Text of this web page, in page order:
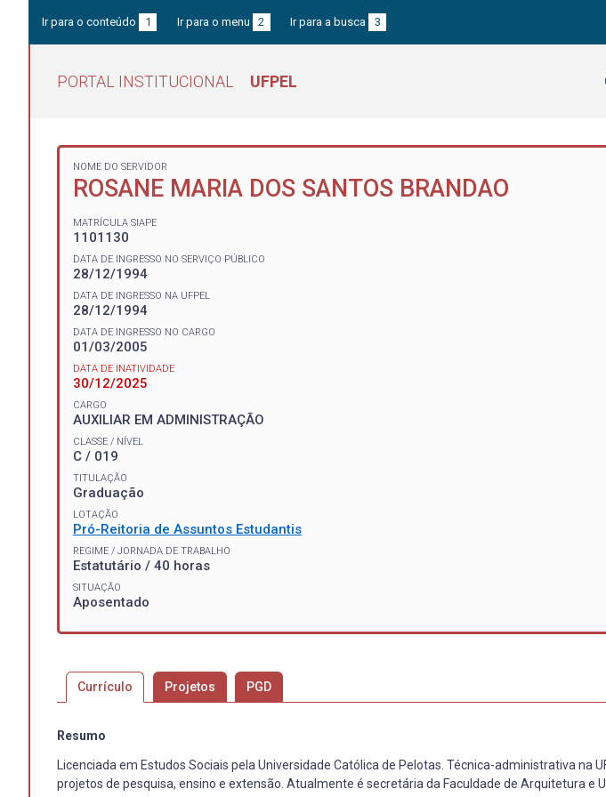
Ir para o conteúdo 1 Ir para o menu 2 Ir para a busca 3
PORTAL INSTITUCIONAL UFPEL
NOME DO SERVIDOR
ROSANE MARIA DOS SANTOS BRANDAO
MATRÍCULA SIAPE
1101130
DATA DE INGRESSO NO SERVIÇO PÚBLICO
28/12/1994
DATA DE INGRESSO NA UFPEL
28/12/1994
DATA DE INGRESSO NO CARGO
01/03/2005
DATA DE INATIVIDADE
30/12/2025
CARGO
AUXILIAR EM ADMINISTRAÇÃO
CLASSE / NÍVEL
C / 019
TITULAÇÃO
Graduação
LOTAÇÃO
Pró-Reitoria de Assuntos Estudantis
REGIME / JORNADA DE TRABALHO
Estatutário / 40 horas
SITUAÇÃO
Aposentado
Currículo Projetos PGD
Resumo
Licenciada em Estudos Sociais pela Universidade Católica de Pelotas. Técnica-administrativa na
projetos de pesquisa, ensino e extensão. Atualmente é secretária da Faculdade de Arquitetura e